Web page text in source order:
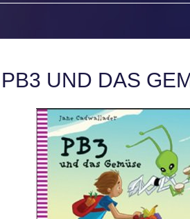
PB3 UND DAS